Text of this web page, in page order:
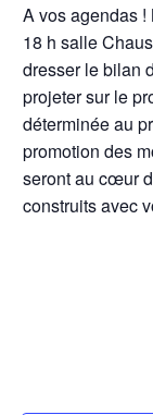
A vos agendas
18 h salle
dresser le bilan
projeter sur le
déterminée au
promotion des
seront au cœur
construits avec